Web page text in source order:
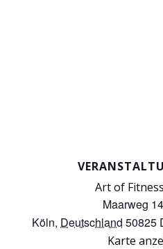
Art of
Maarweg
Köln, Deutschland 50825
Karte